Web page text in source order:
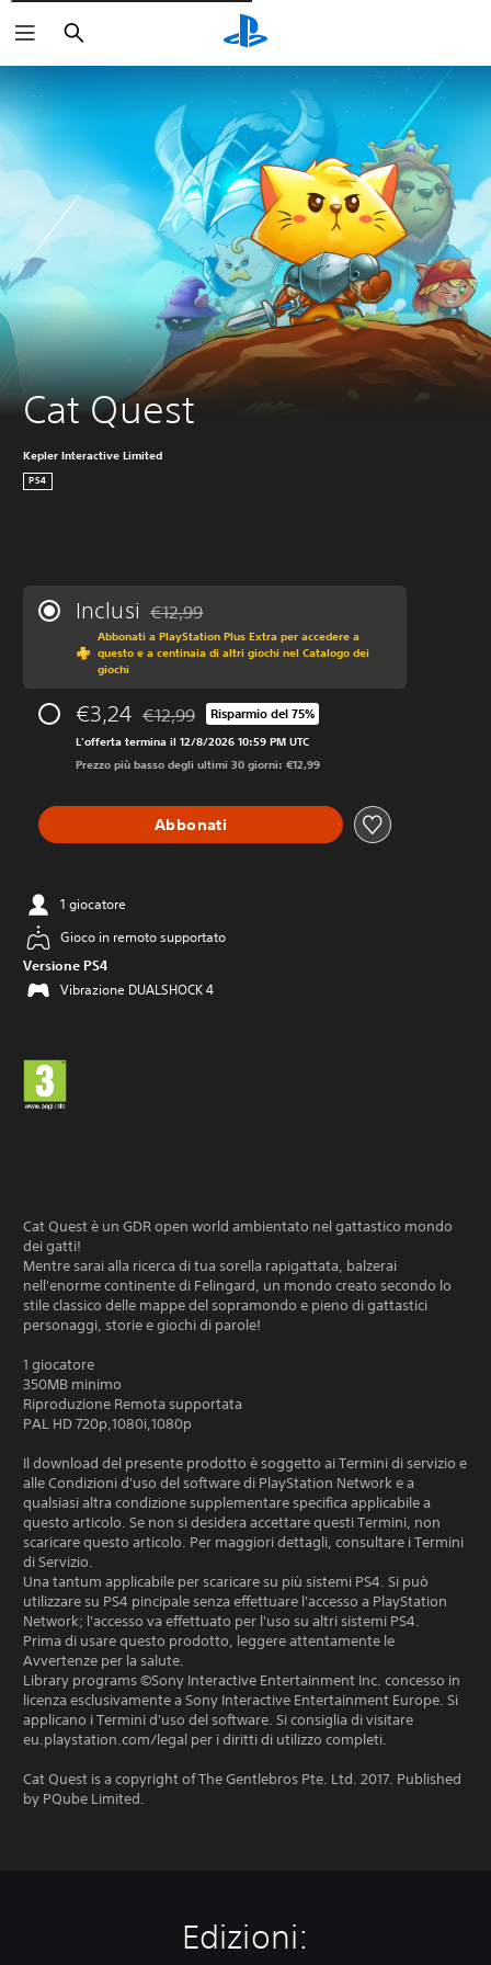
Cerca
Cat Quest
Kepler Interactive Limited
PS4
Inclusi Scontato dal prezzo originale di €12,99
€12,99
Abbonati a PlayStation Plus Extra per accedere a
questo e a centinaia di altri giochi nel Catalogo dei
giochi
€3,24 Scontato dal prezzo originale di €12,99
€12,99 Risparmio del 75%
L'offerta termina il 12/8/2026 10:59 PM UTC
Prezzo più basso degli ultimi 30 giorni: €12,99
Abbonati
1 giocatore
Gioco in remoto supportato
Versione PS4
Vibrazione DUALSHOCK 4
Cat Quest è un GDR open world ambientato nel gattastico mondo
dei gatti!
Mentre sarai alla ricerca di tua sorella rapigattata, balzerai
nell'enorme continente di Felingard, un mondo creato secondo lo
stile classico delle mappe del sopramondo e pieno di gattastici
personaggi, storie e giochi di parole!
1 giocatore
350MB minimo
Riproduzione Remota supportata
PAL HD 720p,1080i,1080p
Il download del presente prodotto è soggetto ai Termini di servizio e
alle Condizioni d'uso del software di PlayStation Network e a
qualsiasi altra condizione supplementare specifica applicabile a
questo articolo. Se non si desidera accettare questi Termini, non
scaricare questo articolo. Per maggiori dettagli, consultare i Termini
di Servizio.
Una tantum applicabile per scaricare su più sistemi PS4. Si può
utilizzare su PS4 pincipale senza effettuare l'accesso a PlayStation
Network; l'accesso va effettuato per l'uso su altri sistemi PS4.
Prima di usare questo prodotto, leggere attentamente le
Avvertenze per la salute.
Library programs ©Sony Interactive Entertainment Inc. concesso in
licenza esclusivamente a Sony Interactive Entertainment Europe. Si
applicano i Termini d'uso del software. Si consiglia di visitare
eu.playstation.com/legal per i diritti di utilizzo completi.
Cat Quest is a copyright of The Gentlebros Pte. Ltd. 2017. Published
by PQube Limited.
Edizioni: